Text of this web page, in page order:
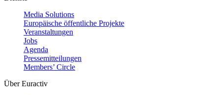
Media Solutions
Europäische öffentliche Projekte
Veranstaltungen
Jobs
Agenda
Pressemitteilungen
Members’ Circle
Über Euractiv